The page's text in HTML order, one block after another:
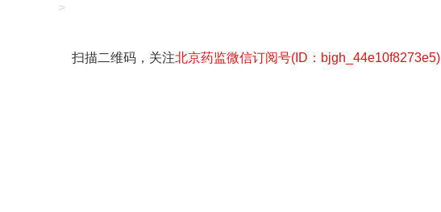
>
扫描二维码，关注北京药监微信订阅号(ID：bjgh_44e10f8273e5)